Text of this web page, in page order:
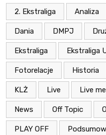
2. Ekstraliga Analiza
Dania DMPJ
Ekstraliga Ekstraliga
Fotorelacje Historia
KLŻ Live Live
News Off Topic
PLAY OFF